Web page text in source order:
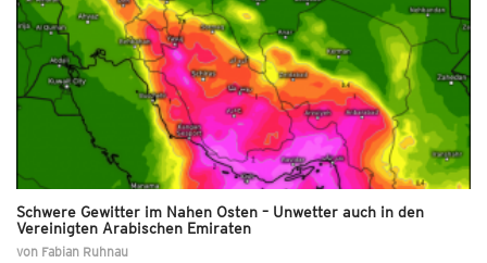
Schwere Gewitter im Nahen Osten – Unwetter auch in den
Vereinigten Arabischen Emiraten
von Fabian Ruhnau